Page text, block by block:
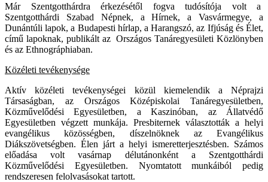
Már Szentgotthárdra érkezésétől fogva tudósítója volt a
Szentgotthárdi Szabad Népnek, a Hírnek, a Vasvármegye, a
Dunántúli lapok, a Budapesti hírlap, a Harangszó, az Ifjúság és Élet,
című lapoknak, publikált az Országos Tanáregyesületi Közlönyben
és az Ethnográphiaban.
Közéleti tevékenysége
Aktív közéleti tevékenységei közül kiemelendik a Néprajzi
Társaságban, az Országos Középiskolai Tanáregyesületben,
Közművelődési Egyesületben, a Kaszinóban, az Állatvédő
Egyesületben végzett munkája. Presbiternek választották a helyi
evangélikus közösségben, díszelnöknek az Evangélikus
Diákszövetségben. Élen járt a helyi ismeretterjesztésben. Számos
előadása volt vasárnap délutánonként a Szentgotthárdi
Közművelődési Egyesületben. Nyomtatott munkáiból pedig
rendszeresen felolvasásokat tartott.